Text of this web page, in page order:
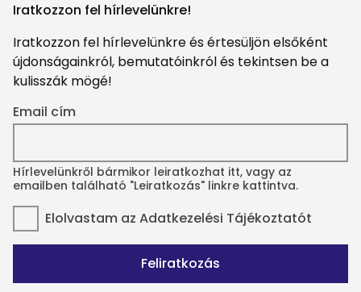
Iratkozzon fel hírlevelünkre!
Iratkozzon fel hírlevelünkre és értesüljön elsőként
újdonságainkról, bemutatóinkról és tekintsen be a
kulisszák mögé!
Email cím
Hírlevelünkről bármikor leiratkozhat itt, vagy az
emailben található "Leiratkozás" linkre kattintva.
Elolvastam az Adatkezelési Tájékoztatót
Feliratkozás